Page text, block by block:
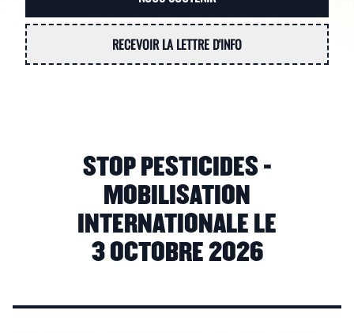
RECEVOIR LA LETTRE D'INFO
STOP PESTICIDES -
MOBILISATION
INTERNATIONALE LE
3 OCTOBRE 2026